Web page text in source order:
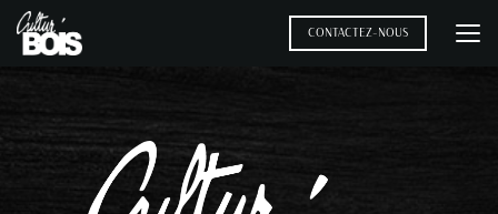
Aller
au
contenu
CONTACTEZ-NOUS